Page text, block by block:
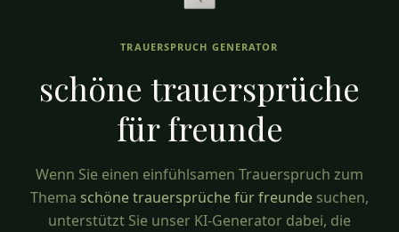
TRAUERSPRUCH GENERATOR
schöne trauersprüche
für freunde
Wenn Sie einen einfühlsamen Trauerspruch zum
Thema schöne trauersprüche für freunde suchen,
unterstützt Sie unser KI-Generator dabei, die